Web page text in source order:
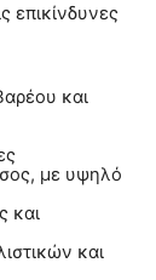
επικίνδυνες
και
με υψηλό
και
και